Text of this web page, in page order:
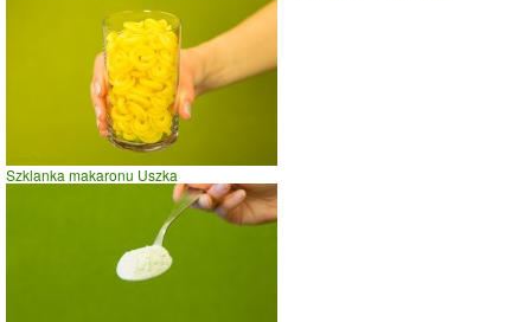
Szklanka makaronu Uszka